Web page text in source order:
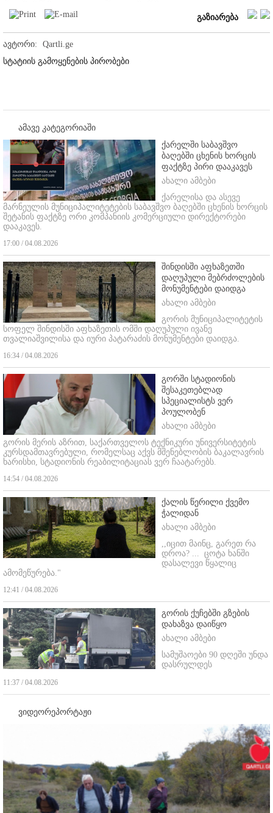
გაზიარება
ავტორი:
Qartli.ge
სტატიის გამოყენების პირობები
ამავე კატეგორიაში
ქარელში საბავშვო
ბაღებში ცხენის ხორცის
ფაქტზე პირი დააკავეს
ახალი ამბები
ქარელისა და ასევე
მარნეულის მუნიციპალიტეტების საბავშვო ბაღებში ცხენის ხორცის
შეტანის ფაქტზე ორი კომპანიის კომერციული დირექტორები
დააკავეს.
17:00 / 04.08.2026
შინდისში აფხაზეთში
დაღუპული მებრძოლების
მონუმენტები დაიდგა
ახალი ამბები
გორის მუნიციპალიტეტის
სოფელ შინდისში აფხაზეთის ომში დაღუპული ივანე
თვალიაშვილისა და იური პატარაძის მონუმენტები დაიდგა.
16:34 / 04.08.2026
გორში სტადიონის
შესაკეთებლად
სპეციალისტს ვერ
პოულობენ
ახალი ამბები
გორის მერის აზრით, საქართველოს ტექნიკური უნივერსიტეტის
კურსდამთავრებული, რომელსაც აქვს მშენებლობის ბაკალავრის
ხარისხი, სტადიონის რეაბილიტაციას ვერ ჩაატარებს.
14:54 / 04.08.2026
ქალის წერილი ქვემო
ჭალიდან
ახალი ამბები
,,იცით მაინც, გარეთ რა
დროა? ... ცოტა ხანში
დასალევი წყალიც
ამომეწურება."
12:41 / 04.08.2026
გორის ქუჩებში გზების
დახაზვა დაიწყო
ახალი ამბები
სამუშაოები 90 დღეში უნდა
დასრულდეს
11:37 / 04.08.2026
ვიდეორეპორტაჟი